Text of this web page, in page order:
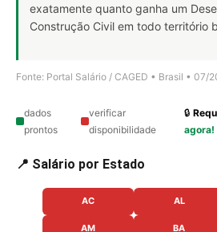
exatamente quanto ganha um
Construção Civil em todo território
Fonte: Portal Salário / CAGED • Brasil • 07/
dados
prontos
verificar
disponibilidade
🔒
agora!
📍 Salário por Estado
AC AL
AM BA